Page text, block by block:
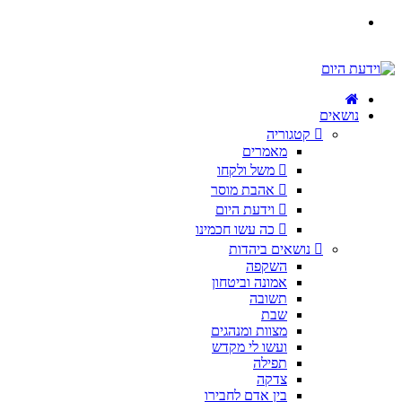
נושאים
קטגוריה
מאמרים
משל ולקחו
אהבת מוסר
וידעת היום
כה עשו חכמינו
נושאים ביהדות
השקפה
אמונה וביטחון
תשובה
שבת
מצוות ומנהגים
ועשו לי מקדש
תפילה
צדקה
בין אדם לחבירו